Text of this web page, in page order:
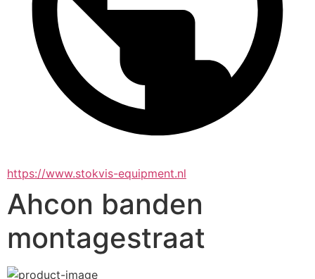
https://www.stokvis-equipment.nl
Ahcon banden
montagestraat